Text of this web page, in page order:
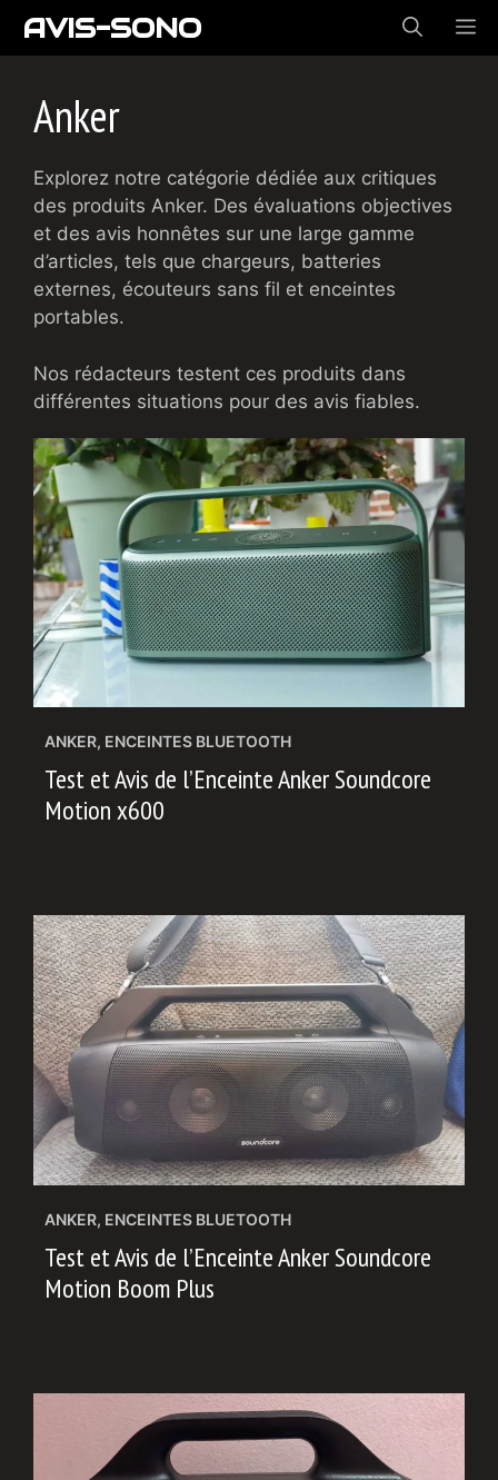
AllerAVIS-SONO
Anker
Explorez notre catégorie dédiée aux critiques
des produits Anker. Des évaluations objectives
et des avis honnêtes sur une large gamme
d’articles, tels que chargeurs, batteries
externes, écouteurs sans fil et enceintes
portables.
Nos rédacteurs testent ces produits dans
différentes situations pour des avis fiables.
ANKER, ENCEINTES BLUETOOTH
Test et Avis de l’Enceinte Anker Soundcore
Motion x600
ANKER, ENCEINTES BLUETOOTH
Test et Avis de l’Enceinte Anker Soundcore
Motion Boom Plus